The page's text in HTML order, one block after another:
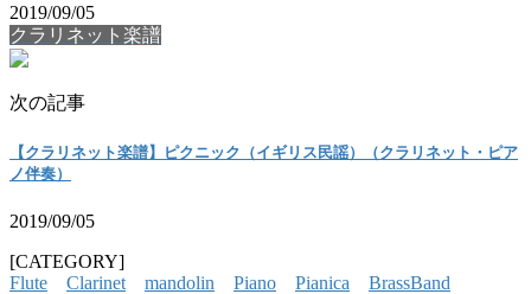
2019/09/05
クラリネット楽譜
次の記事
【クラリネット楽譜】ピクニック（イギリス民謡）（クラリネット・ピア
ノ伴奏）
2019/09/05
[CATEGORY]
Flute
Clarinet mandolin Piano Pianica
BrassBand